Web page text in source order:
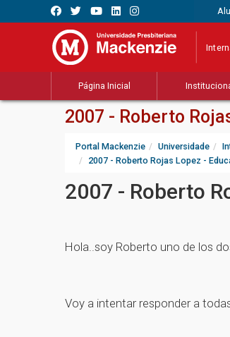
Página Inicial
2007 - Roberto
Portal Mackenzie Universidade
2007 - Roberto Rojas Lopez -
2007 - Roberto
Hola..soy Roberto uno de los
Voy a intentar responder a